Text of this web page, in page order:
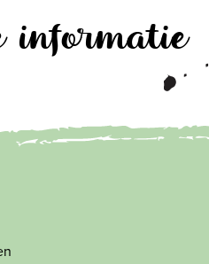
informatie